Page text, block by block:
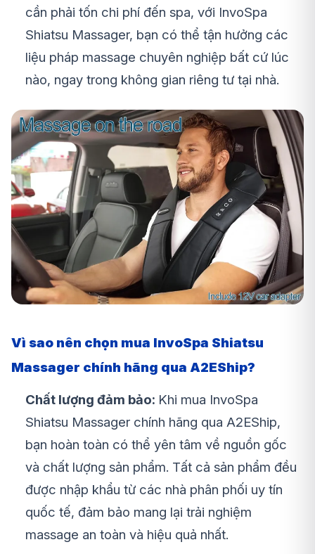
cần phải tốn chi phí đến spa, với InvoSpa
Shiatsu Massager, bạn có thể tận hưởng các
liệu pháp massage chuyên nghiệp bất cứ lúc
nào, ngay trong không gian riêng tư tại nhà.
Vì sao nên chọn mua InvoSpa Shiatsu
Massager chính hãng qua A2EShip?
Chất lượng đảm bảo: Khi mua InvoSpa
Shiatsu Massager chính hãng qua A2EShip,
bạn hoàn toàn có thể yên tâm về nguồn gốc
và chất lượng sản phẩm. Tất cả sản phẩm đều
được nhập khẩu từ các nhà phân phối uy tín
quốc tế, đảm bảo mang lại trải nghiệm
massage an toàn và hiệu quả nhất.